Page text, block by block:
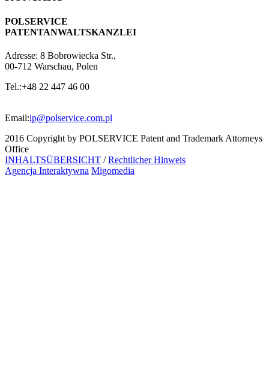
POLSERVICE
PATENTANWALTSKANZLEI
Adresse: 8 Bobrowiecka Str.,
00-712 Warschau, Polen
Tel.:+48 22 447 46 00
Email:ip@polservice.com.pl
2016 Copyright by POLSERVICE Patent and Trademark Attorneys
Office
INHALTSÜBERSICHT /Rechtlicher Hinweis
Agencja Interaktywna Migomedia